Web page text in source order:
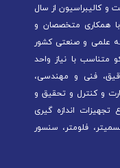
و کالیبراسیون از سال
با همکاری متخصصان و
علمی و صنعتی کشور
متناسب با نیاز واحد
فنی و مهندسی،
و کنترل و تحقیق و
اندازه گیری
فلومتر، سنسور